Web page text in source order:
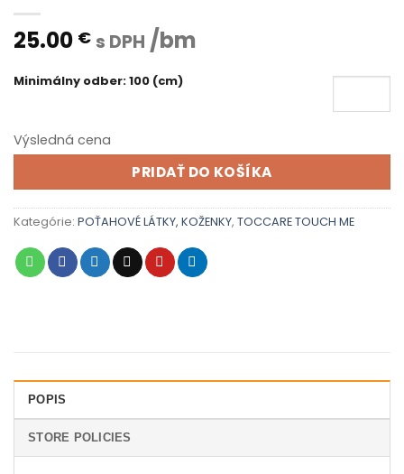
25.00 € s DPH /bm
Minimálny odber: 100 (cm)
Výsledná cena
PRIDAŤ DO KOŠÍKA
Kategórie: POŤAHOVÉ LÁTKY, KOŽENKY, TOCCARE TOUCH ME
POPIS
STORE POLICIES